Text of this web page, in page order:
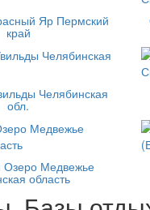
Яр Пермский
край
Челябинская
обл.
Озеро Медвежье
область